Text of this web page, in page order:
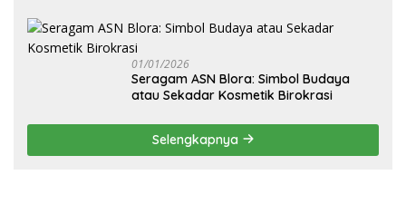
Blora
01/01/2026
‎Seragam ASN Blora: Simbol Budaya
atau Sekadar Kosmetik Birokrasi
Selengkapnya